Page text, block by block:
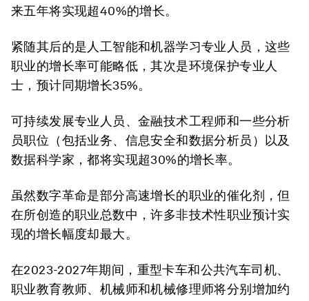
来五年将实现超40%的增长。
紧随其后的是人工智能和机器学习专业人员，这些
职业的增长率可能略低，其次是环境保护专业人
士，预计同期增长35%。
可持续发展专业人员、金融技术工程师和一些分析
员职位（包括业务、信息安全和数据分析员）以及
数据科学家，都将实现超30%的增长率。
虽然数字革命是部分高速增长的职业的催化剂，但
在所创造的职业总数中，许多非技术性职业预计实
现的增长幅度却最大。
在2023-2027年期间，重型卡车和公共汽车司机、
职业教育教师、机械师和机械修理师将分别增加约